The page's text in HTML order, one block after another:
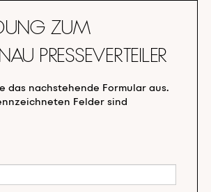
zum
Presseverteiler
das nachstehende Formular aus.
Felder sind